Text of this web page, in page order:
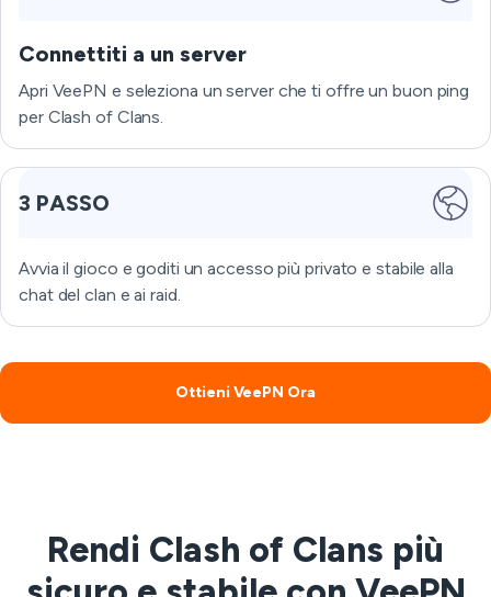
Connettiti a un server
Apri VeePN e seleziona un server che ti offre un buon ping
per Clash of Clans.
3 PASSO
Avvia il gioco e goditi un accesso più privato e stabile alla
chat del clan e ai raid.
Ottieni VeePN Ora
Rendi Clash of Clans più